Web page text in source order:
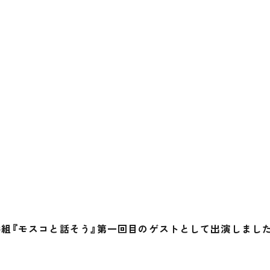
『モスコと話そう』第一回目のゲストとして出演しました